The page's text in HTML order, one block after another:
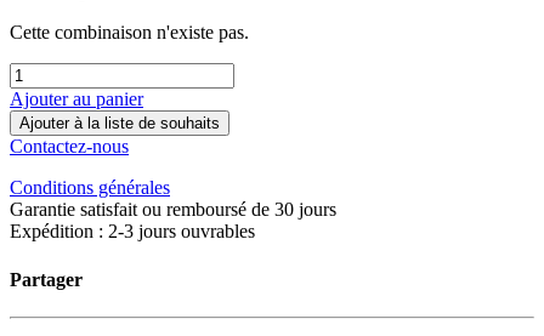
Cette combinaison n'existe pas.
Ajouter au panier
Ajouter à la liste de souhaits
Contactez-nous
Conditions générales
Garantie satisfait ou remboursé de 30 jours
Expédition : 2-3 jours ouvrables
Partager